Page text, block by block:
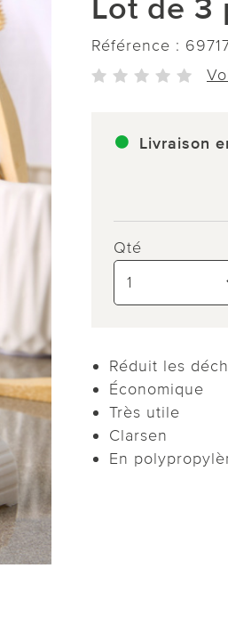
Lot de 3
Référence :
Livraison
Qté
Réduit les
Économique
Très utile
Clarsen
En